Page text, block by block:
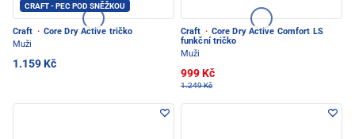
CRAFT - PEC POD SNĚŽKOU
Craft · Core Dry Active tričko
Muži
1.159 Kč
Craft · Core Dry Active Comfort LS
funkční tričko
Muži
999 Kč
1.249 Kč